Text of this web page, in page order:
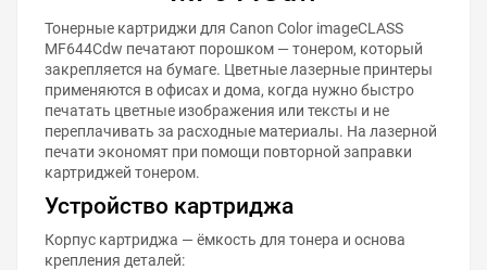
Тонерные картриджи для Canon Color imageCLASS
MF644Cdw печатают порошком — тонером, который
закрепляется на бумаге. Цветные лазерные принтеры
применяются в офисах и дома, когда нужно быстро
печатать цветные изображения или тексты и не
переплачивать за расходные материалы. На лазерной
печати экономят при помощи повторной заправки
картриджей тонером.
Устройство картриджа
Корпус картриджа — ёмкость для тонера и основа
крепления деталей: